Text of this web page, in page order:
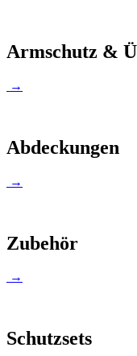
Armschutz &
→
Abdeckungen
→
Zubehör
→
Schutzsets